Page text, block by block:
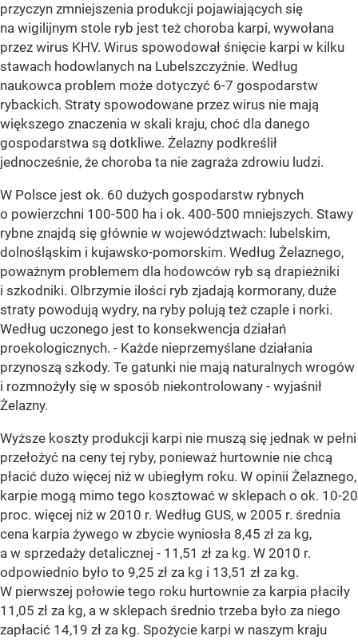
przyczyn zmniejszenia produkcji pojawiających się
na wigilijnym stole ryb jest też choroba karpi, wywołana
przez wirus KHV. Wirus spowodował śnięcie karpi w kilku
stawach hodowlanych na Lubelszczyźnie. Według
naukowca problem może dotyczyć 6-7 gospodarstw
rybackich. Straty spowodowane przez wirus nie mają
większego znaczenia w skali kraju, choć dla danego
gospodarstwa są dotkliwe. Żelazny podkreślił
jednocześnie, że choroba ta nie zagraża zdrowiu ludzi.
W Polsce jest ok. 60 dużych gospodarstw rybnych
o powierzchni 100-500 ha i ok. 400-500 mniejszych. Stawy
rybne znajdą się głównie w województwach: lubelskim,
dolnośląskim i kujawsko-pomorskim. Według Żelaznego,
poważnym problemem dla hodowców ryb są drapieżniki
i szkodniki. Olbrzymie ilości ryb zjadają kormorany, duże
straty powodują wydry, na ryby polują też czaple i norki.
Według uczonego jest to konsekwencja działań
proekologicznych. - Każde nieprzemyślane działania
przynoszą szkody. Te gatunki nie mają naturalnych wrogów
i rozmnożyły się w sposób niekontrolowany - wyjaśnił
Żelazny.
Wyższe koszty produkcji karpi nie muszą się jednak w pełni
przełożyć na ceny tej ryby, ponieważ hurtownie nie chcą
płacić dużo więcej niż w ubiegłym roku. W opinii Żelaznego,
karpie mogą mimo tego kosztować w sklepach o ok. 10-20
proc. więcej niż w 2010 r. Według GUS, w 2005 r. średnia
cena karpia żywego w zbycie wyniosła 8,45 zł za kg,
a w sprzedaży detalicznej - 11,51 zł za kg. W 2010 r.
odpowiednio było to 9,25 zł za kg i 13,51 zł za kg.
W pierwszej połowie tego roku hurtownie za karpia płaciły
11,05 zł za kg, a w sklepach średnio trzeba było za niego
zapłacić 14,19 zł za kg. Spożycie karpi w naszym kraju